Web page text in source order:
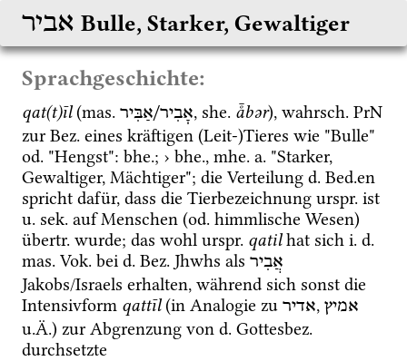
אביר Bulle, Starker, Gewaltiger
Sprachgeschichte:
qat(t)īl (mas. אָבִיר/אַבִּיר, she. å̄bər), wahrsch. PrN
zur Bez.
od. "Hengst": bhe.; › bhe., mhe. a. "Starker,
Gewaltiger, Mächtiger"; die Verteilung d. Bed.en
spricht dafür, dass die Tierbezeichnung urspr.
u. sek. auf Menschen (od.
übertr. wurde; das wohl urspr. qatil hat sich i. d.
mas. Vok. bei d. Bez. Jhwhs als אֲבִיר
Jakobs/Israels erhalten, während sich sonst die
Intensivform qattīl (in Analogie zu אדיר, אמיץ
u.Ä.) zur Abgrenzung von d. Gottesbez.
durchsetzte